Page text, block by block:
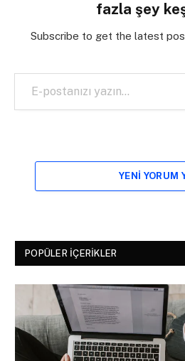
fazla şey
Subscribe to get the latest
E-postanızı yazın…
YENI YORUM
POPÜLER İÇERIKLER